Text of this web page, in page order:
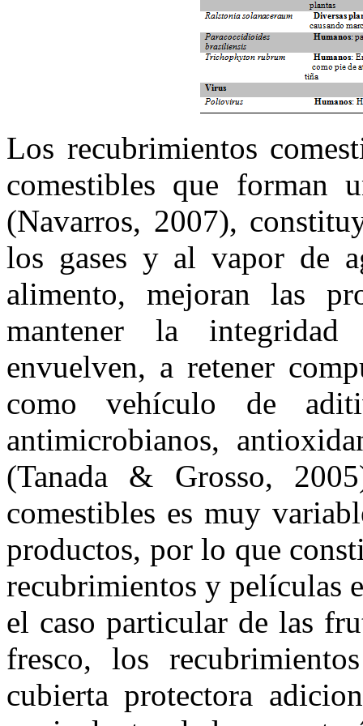
Los recubrimientos
comestibles que forman
(Navarros, 2007),
los gases y al vapor de
alimento, mejoran las
mantener la
envuelven, a retener
como vehículo de
antimicrobianos,
(Tanada & Grosso,
comestibles es muy
productos, por lo que
recubrimientos y películas
el caso particular de las
fresco, los
cubierta protectora